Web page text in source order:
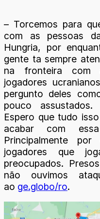
– Torcemos para
com as pessoas
Hungria, por
gente ta sempre
na fronteira com
jogadores
pergunto deles
pouco
Espero que tudo
acabar com
Principalmente
jogadores que
preocupados.
não ouvimos
ao ge.globo/ro.